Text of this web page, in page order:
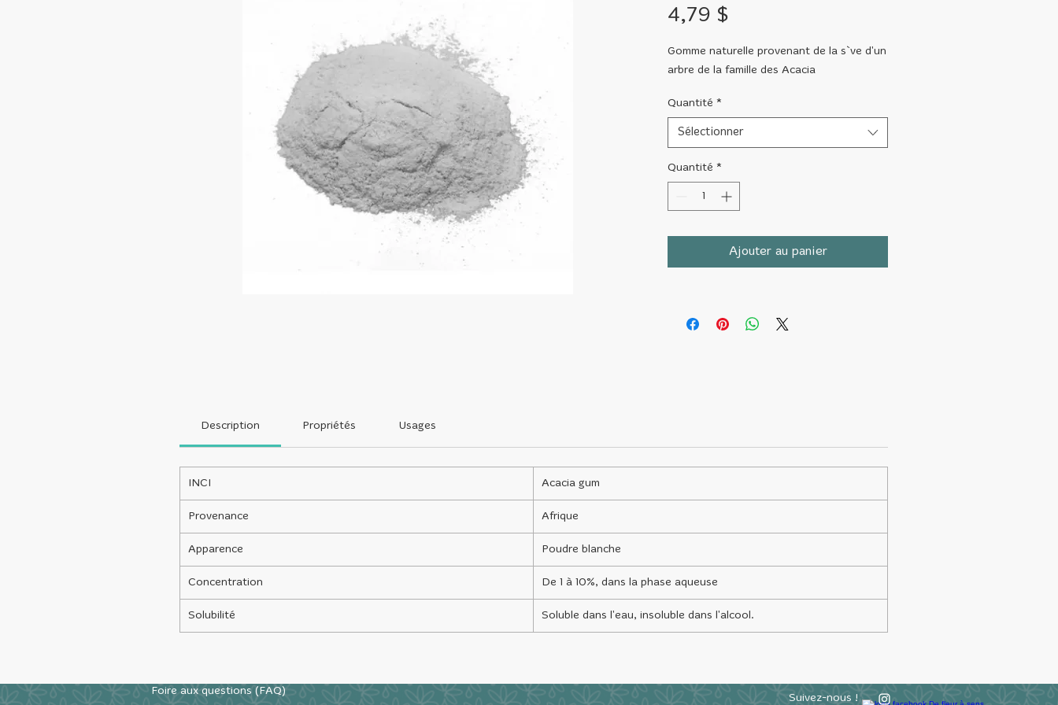
4,79 $
Gomme naturelle provenant de la s`ve d'un
arbre de la famille des Acacia
Quantité *
Sélectionner
Quantité *
Ajouter au panier
Description Propriétés Usages
INCI Acacia gum
Provenance Afrique
Apparence Poudre blanche
Concentration De 1 à 10%, dans la phase aqueuse
Solubilité Soluble dans l'eau, insoluble dans l'alcool.
Foire aux questions (FAQ)
Suivez-nous !